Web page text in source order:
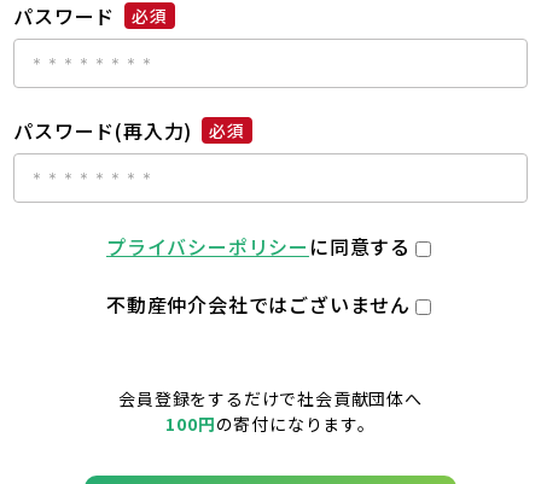
パスワード 必須
パスワード(再入力) 必須
プライバシーポリシー に同意する
不動産仲介会社ではございません
会員登録をするだけで社会貢献団体へ
100円の寄付になります。